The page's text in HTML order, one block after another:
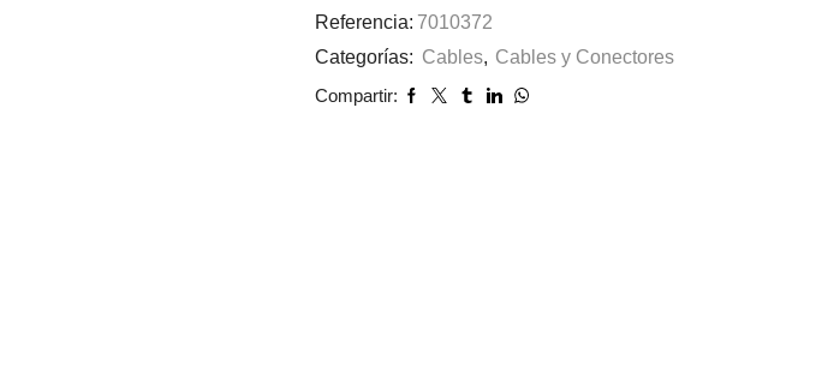
Referencia: 7010372
Categorías: Cables, Cables y Conectores
Compartir: